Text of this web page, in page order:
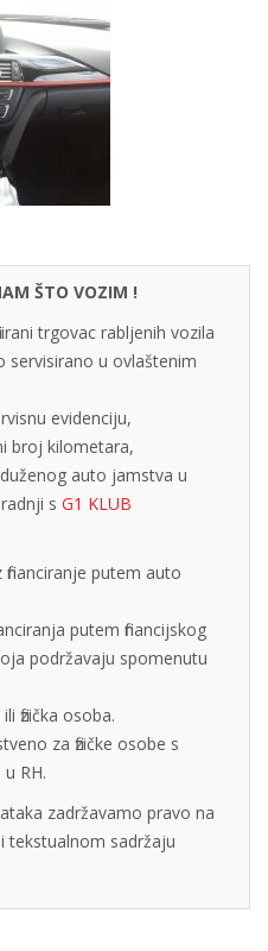
ŠTO VOZIM !
trgovac rabljenih vozila
servisirano u ovlaštenim
evidenciju,
broj kilometara,
auto jamstva u
s G1 KLUB
putem auto
putem financijskog
podržavaju spomenutu
fizička osoba.
za fizičke osobe s
RH.
zadržavamo pravo na
tekstualnom sadržaju